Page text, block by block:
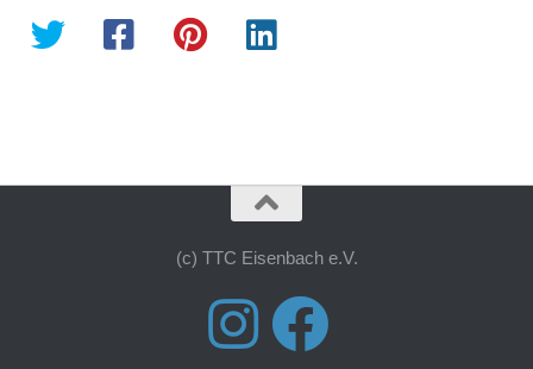
(c) TTC Eisenbach e.V.